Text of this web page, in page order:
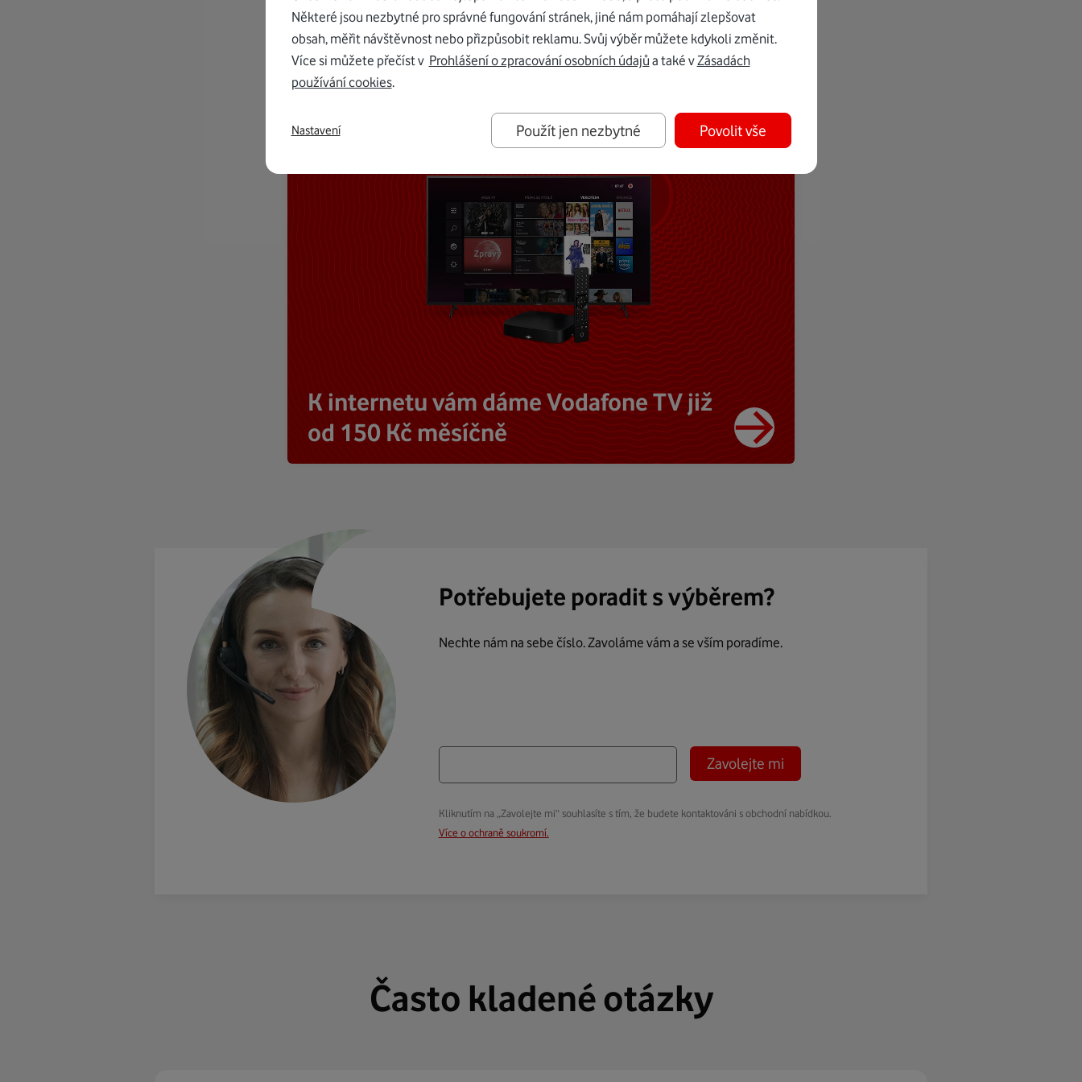
Mohlo by vás zajímat
K internetu vám dáme Vodafone TV již
od 150 Kč měsíčně
Potřebujete poradit s výběrem?
Nechte nám na sebe číslo. Zavoláme vám a se vším poradíme.
Zavolejte mi
Kliknutím na „Zavolejte mi“ souhlasíte s tím, že budete kontaktováni s obchodní nabídkou.
Více o ochraně soukromí.
Často kladené otázky
Některé jsou nezbytné pro správné fungování stránek, jiné nám pomáhají zlepšovat
obsah, měřit návštěvnost nebo přizpůsobit reklamu. Svůj výběr můžete kdykoli změnit.
Více si můžete přečíst v Prohlášení o zpracování osobních údajů a také vZásadách
používání cookies.
Použít jen nezbytné Povolit vše
Nastavení